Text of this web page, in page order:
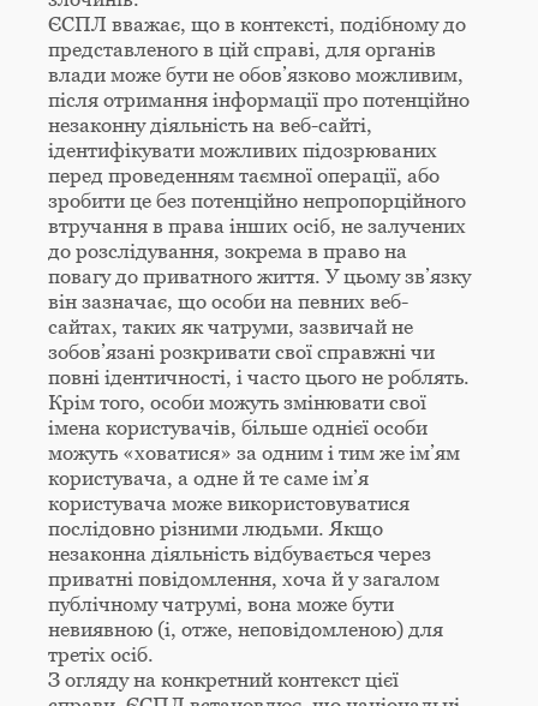
ЄСПЛ вважає, що в контексті, подібному до
представленого в цій справі, для органів
влади може бути не обов’язково можливим,
після отримання інформації про потенційно
незаконну діяльність на веб-сайті,
ідентифікувати можливих підозрюваних
перед проведенням таємної операції, або
зробити це без потенційно непропорційного
втручання в права інших осіб, не залучених
до розслідування, зокрема в право на
повагу до приватного життя. У цьому зв’язку
він зазначає, що особи на певних веб-
сайтах, таких як чатруми, зазвичай не
зобов’язані розкривати свої справжні чи
повні ідентичності, і часто цього не роблять.
Крім того, особи можуть змінювати свої
імена користувачів, більше однієї особи
можуть «ховатися» за одним і тим же ім’ям
користувача, а одне й те саме ім’я
користувача може використовуватися
послідовно різними людьми. Якщо
незаконна діяльність відбувається через
приватні повідомлення, хоча й у загалом
публічному чатрумі, вона може бути
невиявною (і, отже, неповідомленою) для
третіх осіб.
З огляду на конкретний контекст цієї